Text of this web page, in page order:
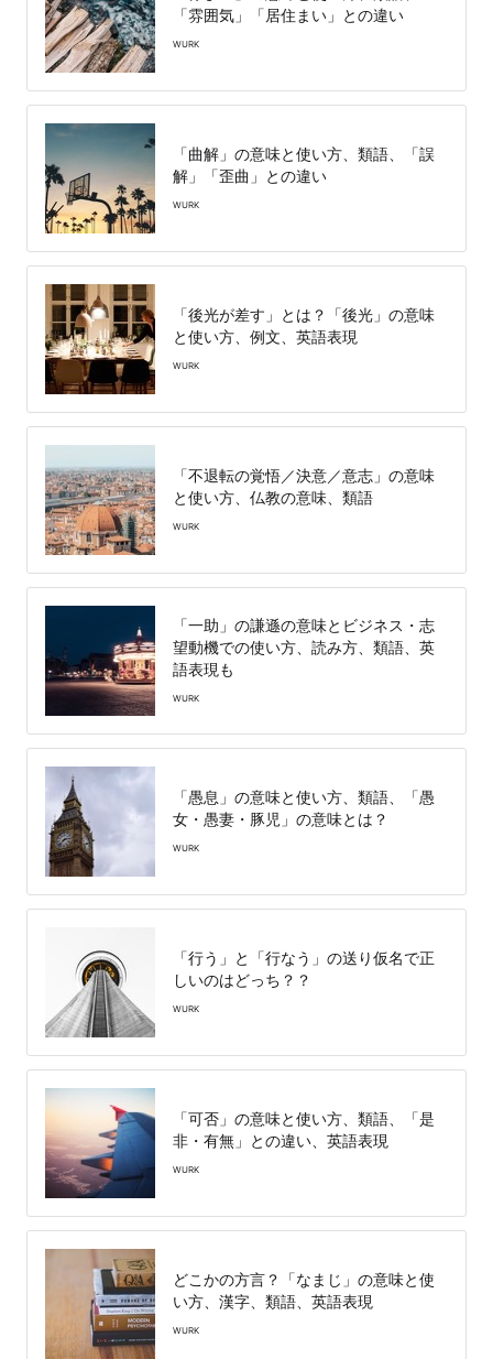
「雰囲気」「居住まい」との違い
WURK
「曲解」の意味と使い方、類語、「誤
解」「歪曲」との違い
WURK
「後光が差す」とは？「後光」の意味
と使い方、例文、英語表現
WURK
「不退転の覚悟／決意／意志」の意味
と使い方、仏教の意味、類語
WURK
「一助」の謙遜の意味とビジネス・志
望動機での使い方、読み方、類語、英
語表現も
WURK
「愚息」の意味と使い方、類語、「愚
女・愚妻・豚児」の意味とは？
WURK
「行う」と「行なう」の送り仮名で正
しいのはどっち？？
WURK
「可否」の意味と使い方、類語、「是
非・有無」との違い、英語表現
WURK
どこかの方言？「なまじ」の意味と使
い方、漢字、類語、英語表現
WURK